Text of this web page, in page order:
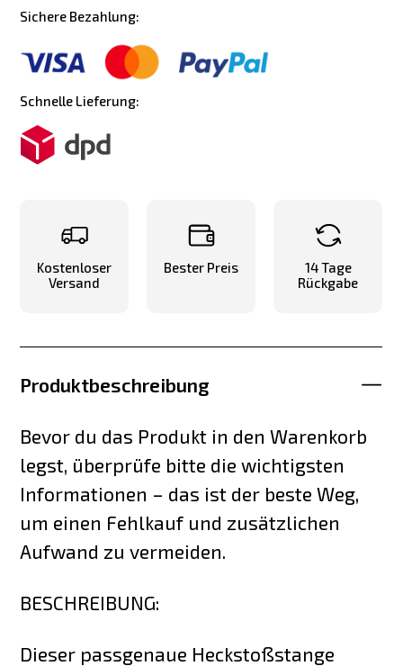
Sichere Bezahlung:
Schnelle Lieferung:
Kostenloser
Versand
Bester Preis
14 Tage
Rückgabe
Produktbeschreibung
Bevor du das Produkt in den Warenkorb
legst, überprüfe bitte die wichtigsten
Informationen – das ist der beste Weg,
um einen Fehlkauf und zusätzlichen
Aufwand zu vermeiden.
BESCHREIBUNG:
Dieser passgenaue Heckstoßstange